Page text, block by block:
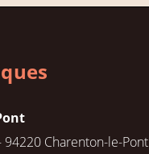
94220 Charenton-le-Pont